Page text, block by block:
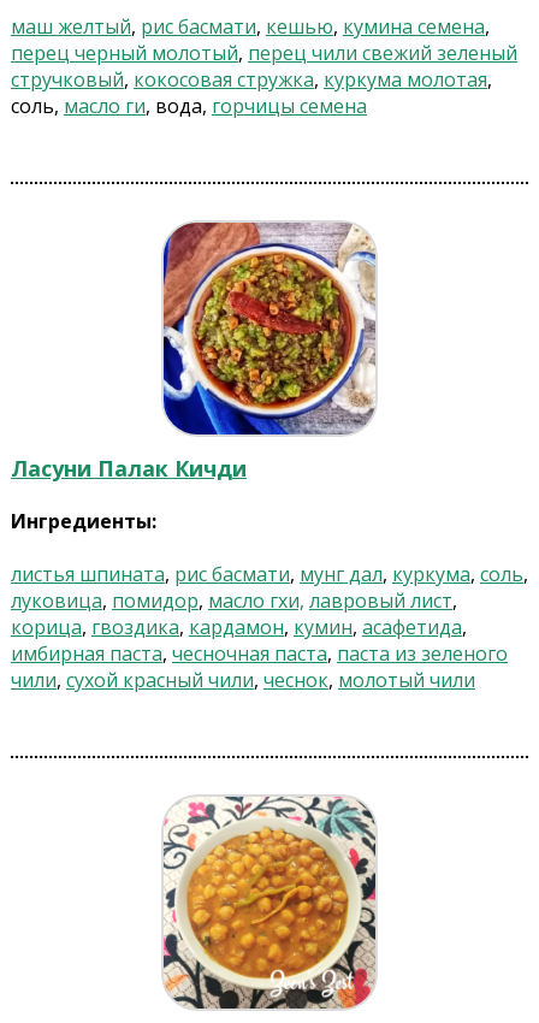
маш желтый, рис басмати, кешью, кумина семена,
перец черный молотый, перец чили свежий зеленый
стручковый, кокосовая стружка, куркума молотая,
соль, масло ги, вода, горчицы семена
Ласуни Палак Кичди
Ингредиенты:
листья шпината, рис басмати, мунг дал, куркума, соль,
луковица, помидор, масло гхи, лавровый лист,
корица, гвоздика, кардамон, кумин, асафетида,
имбирная паста, чесночная паста, паста из зеленого
чили, сухой красный чили, чеснок, молотый чили